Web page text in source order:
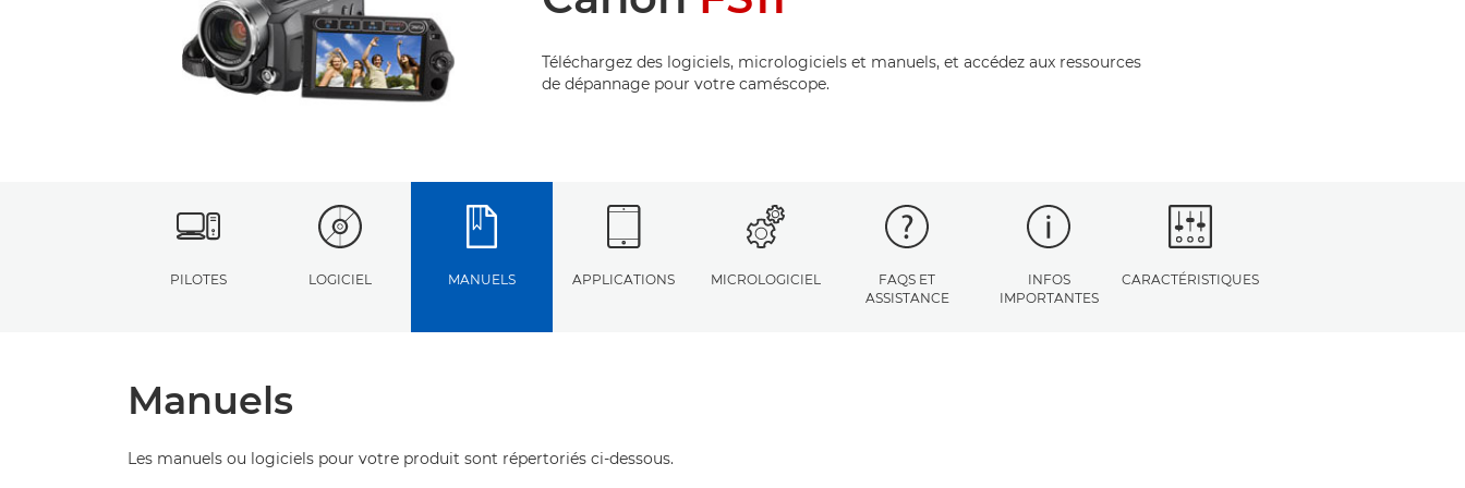
Téléchargez des logiciels, micrologiciels et manuels, et accédez aux ressources
de dépannage pour votre caméscope.
PILOTES LOGICIEL MANUELS APPLICATIONS MICROLOGICIEL
FAQS ET
ASSISTANCE
INFOS
IMPORTANTES
CARACTÉRISTIQUES
Manuels
Les manuels ou logiciels pour votre produit sont répertoriés ci-dessous.